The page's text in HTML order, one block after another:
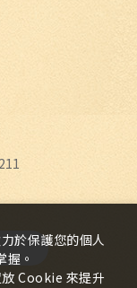
於保護您的個人
握。
Cookie 來提升